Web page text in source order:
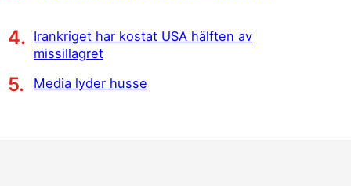
Irankriget har kostat USA hälften av
missillagret
Media lyder husse